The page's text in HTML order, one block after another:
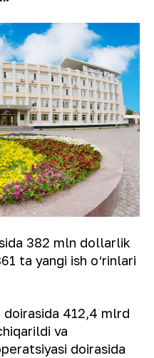
382 mln dollarlik
ta yangi ish o‘rinlari
412,4 mlrd
va
doirasida